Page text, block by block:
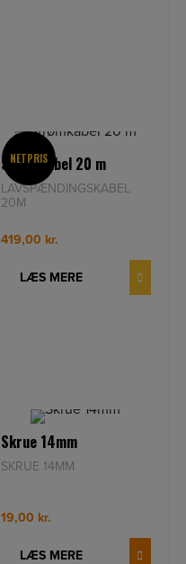
NETPRIS
Strømkabel 20 m
LAVSPÆNDINGSKABEL
20M
419,00 kr.
LÆS MERE
Skrue 14mm
SKRUE 14MM
19,00 kr.
LÆS MERE